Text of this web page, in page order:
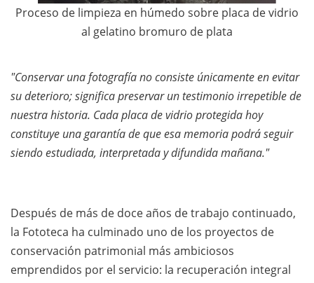
Proceso de limpieza en húmedo sobre placa de vidrio
al gelatino bromuro de plata
"Conservar una fotografía no consiste únicamente en evitar
su deterioro; significa preservar un testimonio irrepetible de
nuestra historia. Cada placa de vidrio protegida hoy
constituye una garantía de que esa memoria podrá seguir
siendo estudiada, interpretada y difundida mañana."
Después de más de doce años de trabajo continuado,
la Fototeca ha culminado uno de los proyectos de
conservación patrimonial más ambiciosos
emprendidos por el servicio: la recuperación integral